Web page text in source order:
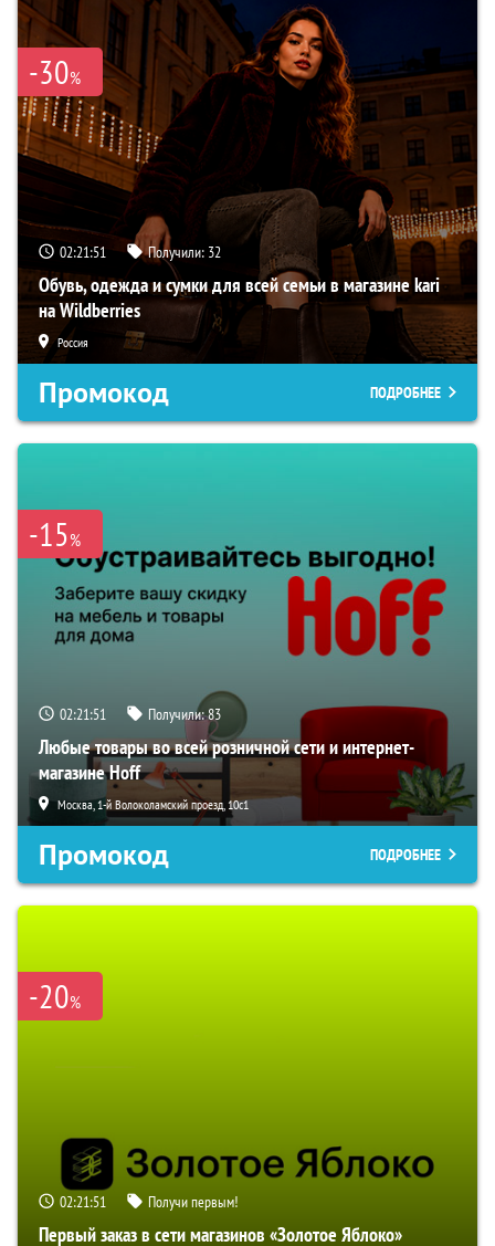
-30%
02:21:50 Получили: 32
Обувь, одежда и сумки для всей семьи в магазине kari
на Wildberries
Россия
Промокод ПОДРОБНЕЕ
-15%
02:21:50 Получили:83
Любые товары во всей розничной сети и интернет-
магазине Hoff
Москва, 1-й Волоколамский проезд, 10с1
Промокод ПОДРОБНЕЕ
-20%
02:21:50 Получи первым!
Первый заказ в сети магазинов «Золотое Яблоко»